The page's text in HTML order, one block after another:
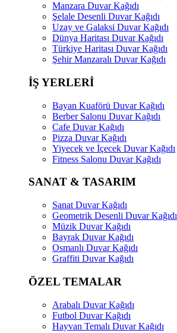
Manzara Duvar Kağıdı
Şelale Desenli Duvar Kağıdı
Uzay ve Galaksi Duvar Kağıdı
Dünya Haritası Duvar Kağıdı
Türkiye Haritası Duvar Kağıdı
Şehir Manzaralı Duvar Kağıdı
İŞ YERLERİ
Bayan Kuaförü Duvar Kağıdı
Berber Salonu Duvar Kağıdı
Cafe Duvar Kağıdı
Pizza Duvar Kağıdı
Yiyecek ve İçecek Duvar Kağıdı
Fitness Salonu Duvar Kağıdı
SANAT & TASARIM
Sanat Duvar Kağıdı
Geometrik Desenli Duvar Kağıdı
Müzik Duvar Kağıdı
Bayrak Duvar Kağıdı
Osmanlı Duvar Kağıdı
Graffiti Duvar Kağıdı
ÖZEL TEMALAR
Arabalı Duvar Kağıdı
Futbol Duvar Kağıdı
Hayvan Temalı Duvar Kağıdı